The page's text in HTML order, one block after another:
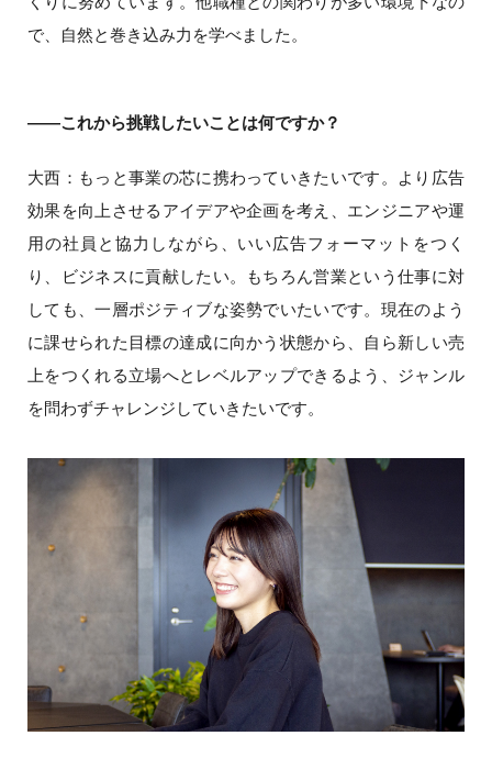
で、自然と巻き込み力を学べました。
――これから挑戦したいことは何ですか？
大西：もっと事業の芯に携わっていきたいです。より広告
効果を向上させるアイデアや企画を考え、エンジニアや運
用の社員と協力しながら、いい広告フォーマットをつく
り、ビジネスに貢献したい。もちろん営業という仕事に対
しても、一層ポジティブな姿勢でいたいです。現在のよう
に課せられた目標の達成に向かう状態から、自ら新しい売
上をつくれる立場へとレベルアップできるよう、ジャンル
を問わずチャレンジしていきたいです。